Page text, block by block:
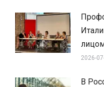
2026-
В